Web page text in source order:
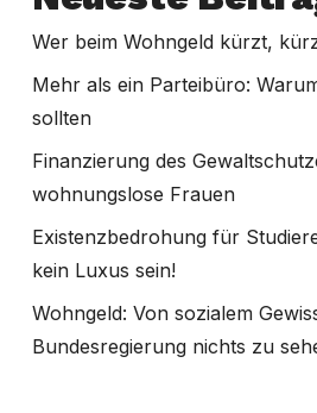
Wer beim Wohngeld kürzt,
Mehr als ein Parteibüro:
sollten
Finanzierung des
wohnungslose Frauen
Existenzbedrohung für
kein Luxus sein!
Wohngeld: Von sozialem
Bundesregierung nichts zu